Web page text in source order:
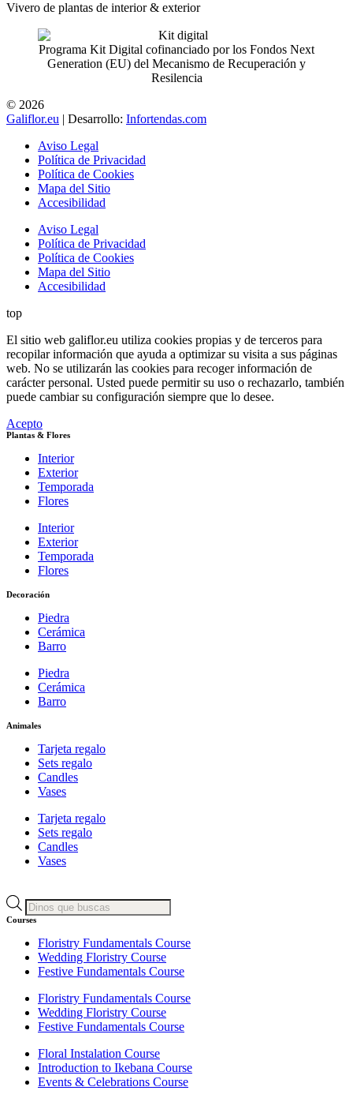
Vivero de plantas de interior & exterior
Programa Kit Digital cofinanciado por los Fondos Next
Generation (EU) del Mecanismo de Recuperación y
Resilencia
© 2026
Galiflor.eu | Desarrollo: Infortendas.com
Aviso Legal
Política de Privacidad
Política de Cookies
Mapa del Sitio
Accesibilidad
Aviso Legal
Política de Privacidad
Política de Cookies
Mapa del Sitio
Accesibilidad
top
El sitio web galiflor.eu utiliza cookies propias y de terceros para
recopilar información que ayuda a optimizar su visita a sus páginas
web. No se utilizarán las cookies para recoger información de
carácter personal. Usted puede permitir su uso o rechazarlo, también
puede cambiar su configuración siempre que lo desee.
Acepto
Plantas & Flores
Interior
Exterior
Temporada
Flores
Interior
Exterior
Temporada
Flores
Decoración
Piedra
Cerámica
Barro
Piedra
Cerámica
Barro
Animales
Tarjeta regalo
Sets regalo
Candles
Vases
Tarjeta regalo
Sets regalo
Candles
Vases
Búsqueda
de
Courses
Floristry Fundamentals Course
Wedding Floristry Course
Festive Fundamentals Course
Floristry Fundamentals Course
Wedding Floristry Course
Festive Fundamentals Course
Floral Instalation Course
Introduction to Ikebana Course
Events & Celebrations Course